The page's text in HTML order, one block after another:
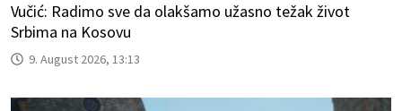
Vučić: Radimo sve da olakšamo užasno težak život
Srbima na Kosovu
9. August 2026, 13:13